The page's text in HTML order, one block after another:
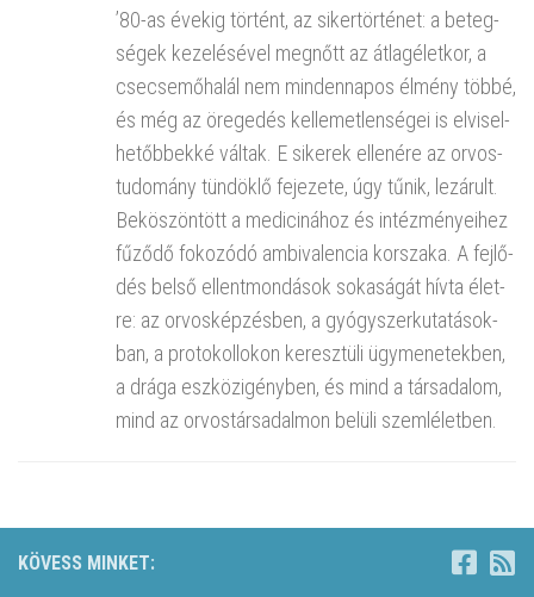
’80-as éve­kig tör­tént, az si­ker­tör­té­net: a be­teg­
sé­gek ke­ze­lé­sé­vel meg­nőtt az át­lag­élet­kor, a
cse­cse­mő­ha­lál nem min­den­na­pos él­mény többé,
és még az öre­ge­dés kel­le­met­len­sé­gei is el­vi­sel­
he­tőb­bek­ké vál­tak. E si­ke­rek el­le­né­re az or­vos­
tu­do­mány tün­dök­lő fe­je­ze­te, úgy tűnik, le­zá­rult.
Be­kö­szön­tött a me­di­ci­ná­hoz és in­téz­mé­nye­i­hez
fű­ző­dő fo­ko­zó­dó am­bi­va­len­cia kor­sza­ka. A fej­lő­
dés belső el­lent­mon­dá­sok so­ka­sá­gát hívta élet­
re: az or­vos­kép­zés­ben, a gyógy­szer­ku­ta­tá­sok­
ban, a pro­to­kol­lo­kon ke­resz­tü­li ügy­me­ne­tek­ben,
a drága esz­köz­igény­ben, és mind a tár­sa­da­lom,
mind az or­vos­tár­sa­dal­mon be­lü­li szem­lé­let­ben.
KÖVESS MINKET: